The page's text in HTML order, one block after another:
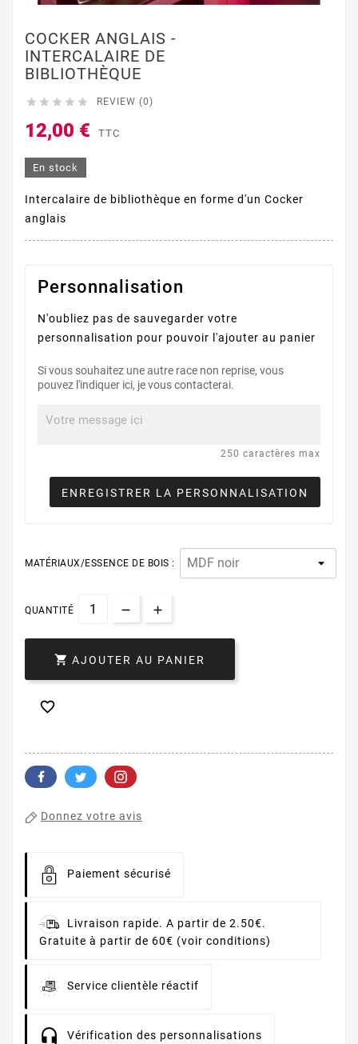
COCKER ANGLAIS -
INTERCALAIRE DE
BIBLIOTHÈQUE
     REVIEW (0)
12,00 € TTC
En stock
Intercalaire de bibliothèque en forme d'un Cocker
anglais
Personnalisation
N'oubliez pas de sauvegarder votre
personnalisation pour pouvoir l'ajouter au panier
Si vous souhaitez une autre race non reprise, vous
pouvez l'indiquer ici, je vous contacterai.
250 caractères max
ENREGISTRER LA PERSONNALISATION
MATÉRIAUX/ESSENCE DE BOIS :
QUANTITÉ
 AJOUTER AU PANIER

Donnez votre avis
Paiement sécurisé
Livraison rapide. A partir de 2.50€.
Gratuite à partir de 60€ (voir conditions)
Service clientèle réactif
Vérification des personnalisations